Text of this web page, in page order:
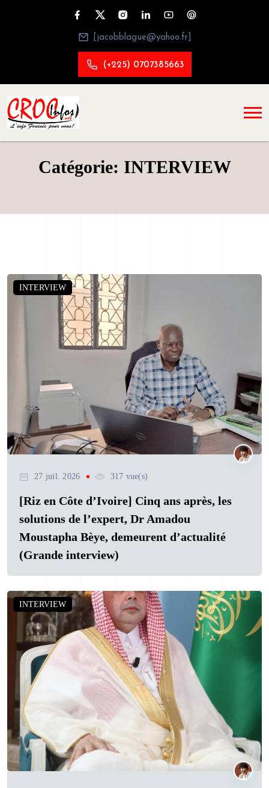
[jacobblague@yahoo.fr]
(+225) 0707385663
Catégorie: INTERVIEW
INTERVIEW
27 juil. 2026 317 vue(s)
[Riz en Côte d’Ivoire] Cinq ans après, les
solutions de l’expert, Dr Amadou
Moustapha Bèye, demeurent d’actualité
(Grande interview)
INTERVIEW